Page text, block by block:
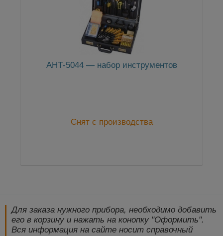
АНТ-5044 — набор инструментов
Снят с производства
Для заказа нужного прибора, необходимо добавить
его в корзину и нажать на конопку "Оформить".
Вся информация на сайте носит справочный